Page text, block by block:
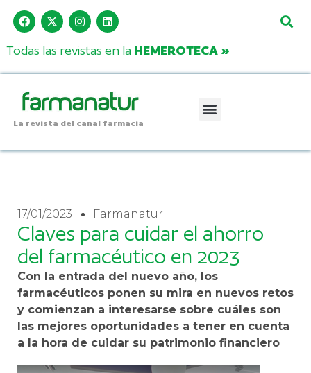
Todas las revistas en la HEMEROTECA »
La revista del canal farmacia
17/01/2023 Farmanatur
Claves para cuidar el ahorro
del farmacéutico en 2023
Con la entrada del nuevo año, los
farmacéuticos ponen su mira en nuevos retos
y comienzan a interesarse sobre cuáles son
las mejores oportunidades a tener en cuenta
a la hora de cuidar su patrimonio financiero